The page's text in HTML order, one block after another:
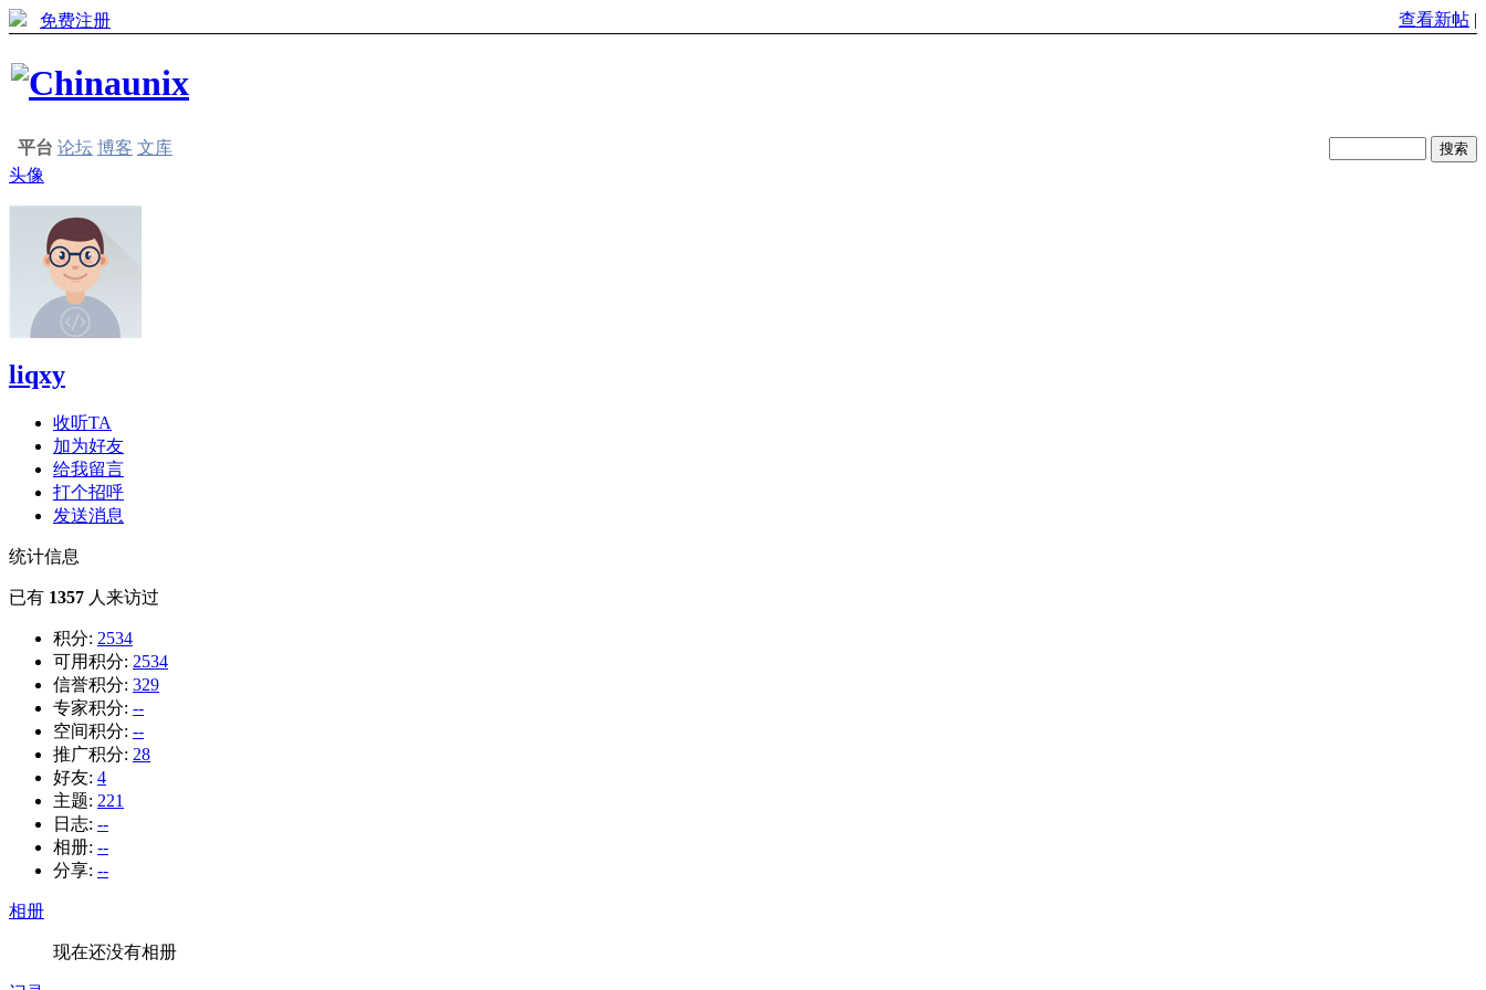
免费注册 查看新帖 |
平台 论坛 博客 文库
头像
liqxy
收听TA
加为好友
给我留言
打个招呼
发送消息
统计信息
已有 1357 人来访过
积分: 2534
可用积分: 2534
信誉积分: 329
专家积分: --
空间积分: --
推广积分: 28
好友: 4
主题: 221
日志: --
相册: --
分享: --
相册
现在还没有相册